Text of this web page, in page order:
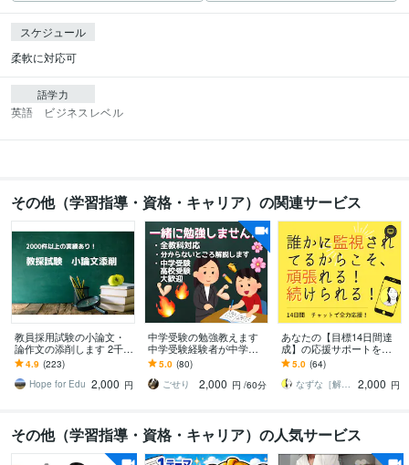
スケジュール
柔軟に対応可
語学力
英語 ビジネスレベル
その他（学習指導・資格・キャリア）の関連サービス
教員採用試験の小論文・
論作文の添削します 2千件
以上の実績と試験採点経
験のあるプロがこの値段
で！
4.9 (223)
Hope for Edu 2,000 円
中学受験の勉強教えます
中学受験経験者が中学受
験の勉強を教えます！
5.0 (80)
ごせり
2,000 円 /60分
あなたの【目標14日間達
成】の応援サポートをし
ます 【誰か人間に監視さ
れてるからこそ、頑張れ
る、続けられる！】
5.0 (64)
なずな［解きほぐし屋＆プロ応援屋］
2,000 円
その他（学習指導・資格・キャリア）の人気サービス